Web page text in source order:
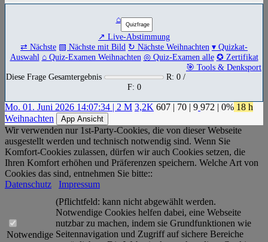
⌂
↗ Live-Abstimmung
⇄ Nächste ▧ Nächste mit Bild ↻ Nächste Weihnachten ▾ Quizkat-
Auswahl ⌂ Quiz-Examen Weihnachten ◎ Quiz-Examen alle ✪ Zertifikat
🎯 Tools & Denksport
Diese Frage Gesamtergebnis
R: 0 /
F: 0
Mo. 01. Juni 2026 14:07:34 | 2 M 3,2K 607 | 70 | 9 972 | 0% 18 h
Weihnachten
App Ansicht
Wir verwenden nur 1st-Party-Cookies, die von dieser Webseite
ausgestellt werden und technisch notwendig sind. Wenn Sie
Komfort-Cookies zulassen, dürfen wir auch Cookies setzen, die
Ihren Komfort erhöhen und Präferenzen speichern. Welche Art von
Cookies das sind, entnehmen Sie bitte::
Datenschutz
Impressum
Notwendige
(Pflichtfeld: kann nicht abgewählt werden.
Notwendige Cookies helfen dabei, eine Webseite
nutzbar zu machen, indem sie Grundfunktionen wie
Seitennavigation und Zugriff auf sichere Bereiche